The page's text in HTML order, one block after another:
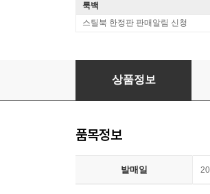
룩백
스틸북 한정판 판매알림 신청
주디 영화음악 (Judy
상품정보
품목정보
발매일